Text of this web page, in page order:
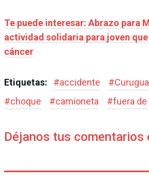
Te puede interesar: Abrazo para
actividad solidaria para joven
cáncer
Etiquetas: #accidente #
#choque #camioneta #fuera
Déjanos tus comentarios